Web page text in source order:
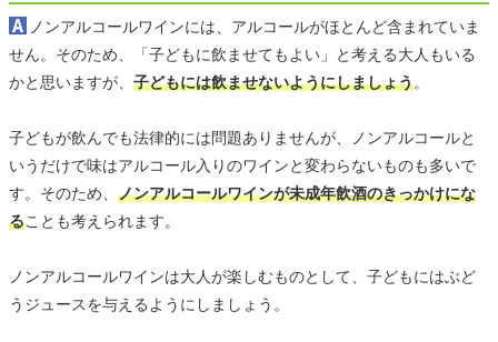
ノンアルコールワインには、アルコールがほとんど含まれていま
せん。そのため、「子どもに飲ませてもよい」と考える大人もいる
かと思いますが、 子どもには飲ませないようにしましょう。
子どもが飲んでも法律的には問題ありませんが、ノンアルコールと
いうだけで味はアルコール入りのワインと変わらないものも多いで
す。そのため、 ノンアルコールワインが未成年飲酒のきっかけにな
ることも考えられます。
ノンアルコールワインは大人が楽しむものとして、子どもにはぶど
うジュースを与えるようにしましょう。